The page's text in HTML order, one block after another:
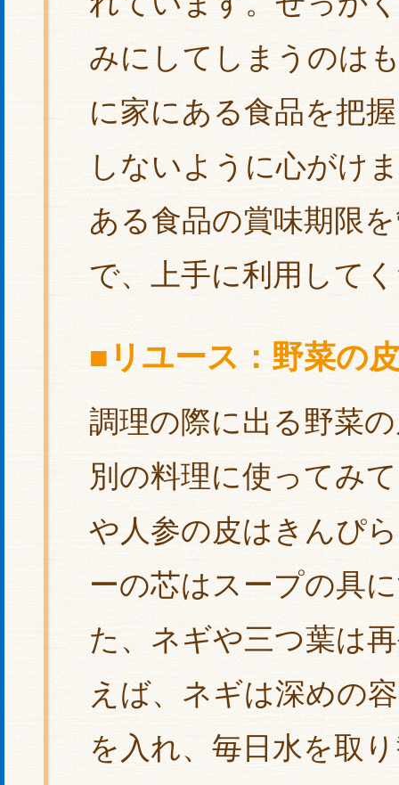
みにしてしまうのは
に家にある食品を把
しないように心がけ
ある食品の賞味期限
で、上手に利用して
■リユース：野菜の
調理の際に出る野菜
別の料理に使ってみ
や人参の皮はきんぴ
ーの芯はスープの具
た、ネギや三つ葉は
えば、ネギは深めの
を入れ、毎日水を取